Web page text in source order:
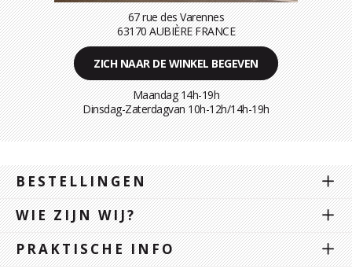
67 rue des Varennes
63170 AUBIÈRE FRANCE
ZICH NAAR DE WINKEL BEGEVEN
Maandag 14h-19h
Dinsdag-Zaterdagvan 10h-12h/14h-19h
BESTELLINGEN
WIE ZIJN WIJ?
PRAKTISCHE INFO